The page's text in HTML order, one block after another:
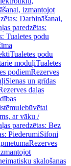
izmantojot
Darbināšanai,
paredzētas:
Tualetes podu
Tualetes podu
moduļiTualetes
podiemRezerves
Sienas un grīdas
daļas
Iebūvētai
ar vāku /
paredzētas: Bez
PiederumiSifoni
Rezerves
skalošanas